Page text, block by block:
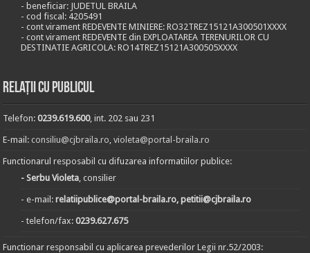
- beneficiar: JUDETUL BRAILA
- cod fiscal: 4205491
- cont virament REDEVENTE MINIERE: RO32TREZ15121A300501XXXX
- cont virament REDEVENTE din EXPLOATAREA TERENURILOR CU
DESTINATIE AGRICOLA: RO14TREZ15121A300505XXXX
Relații cu publicul
Telefon:0239.619.600, int. 202 sau 231
E-mail:consiliu@cjbraila.ro,violeta@portal-braila.ro
Functionarul resposabil cu difuzarea informatiilor publice:
- Serbu Violeta, consilier
- e-mail:relatiipublice@portal-braila.ro, petitii@cjbraila.ro
- telefon/fax:0239.627.675
Functionar responsabil cu aplicarea prevederilor Legii nr.52/2003: